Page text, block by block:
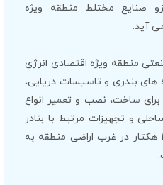
صنایع مختلط منطقه ویژه
آید.
منطقه ویژه اقتصادی انرژی
های بندری و تاسیسات دریایی،
ساخت، نصب و تعمیر انواع
و تجهیزات مرتبط با بنادر
زمینی به وسعت 100 هکتار در غرب اراضی منطقه به